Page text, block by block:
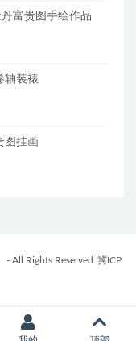
富贵图手绘作品
轴装裱
图挂画
- All Rights Reserved 冀ICP